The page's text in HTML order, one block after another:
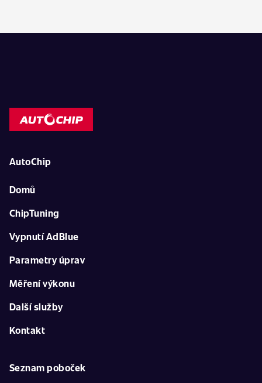
AutoChip
Domů
ChipTuning
Vypnutí AdBlue
Parametry úprav
Měření výkonu
Další služby
Kontakt
Seznam poboček